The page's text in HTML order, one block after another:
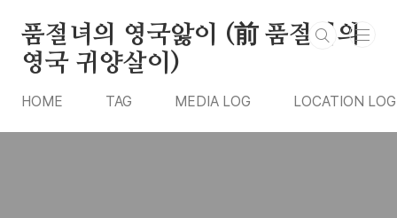
품절녀의 영국앓이 (前 품절녀의
영국 귀양살이)
HOME TAG MEDIA LOG LOCATION LOG